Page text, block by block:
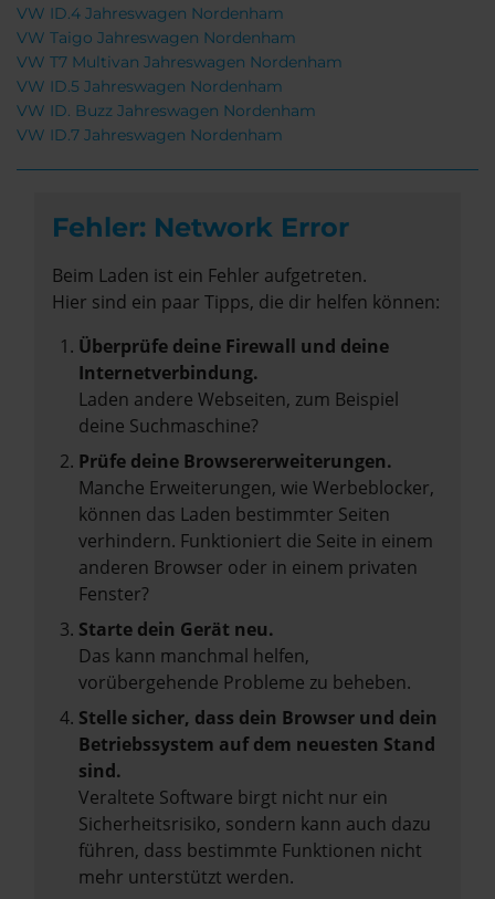
VW ID.4 Jahreswagen Nordenham
VW Taigo Jahreswagen Nordenham
VW T7 Multivan Jahreswagen Nordenham
VW ID.5 Jahreswagen Nordenham
VW ID. Buzz Jahreswagen Nordenham
VW ID.7 Jahreswagen Nordenham
Fehler: Network Error
Beim Laden ist ein Fehler aufgetreten.
Hier sind ein paar Tipps, die dir helfen können:
Überprüfe deine Firewall und deine
Internetverbindung.
Laden andere Webseiten, zum Beispiel
deine Suchmaschine?
Prüfe deine Browsererweiterungen.
Manche Erweiterungen, wie Werbeblocker,
können das Laden bestimmter Seiten
verhindern. Funktioniert die Seite in einem
anderen Browser oder in einem privaten
Fenster?
Starte dein Gerät neu.
Das kann manchmal helfen,
vorübergehende Probleme zu beheben.
Stelle sicher, dass dein Browser und dein
Betriebssystem auf dem neuesten Stand
sind.
Veraltete Software birgt nicht nur ein
Sicherheitsrisiko, sondern kann auch dazu
führen, dass bestimmte Funktionen nicht
mehr unterstützt werden.